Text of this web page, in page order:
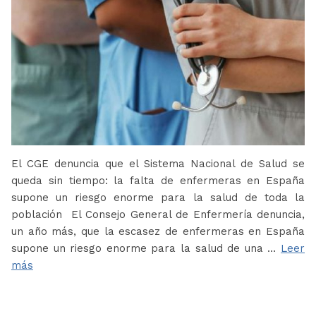
El CGE denuncia que el Sistema Nacional de Salud se
queda sin tiempo: la falta de enfermeras en España
supone un riesgo enorme para la salud de toda la
población El Consejo General de Enfermería denuncia,
un año más, que la escasez de enfermeras en España
supone un riesgo enorme para la salud de una … Leer
más